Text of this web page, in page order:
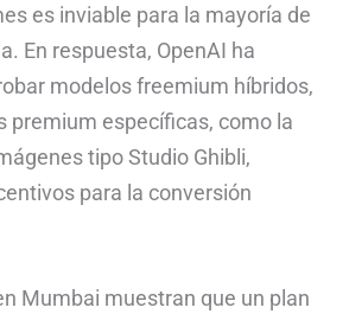
es inviable para la mayoría de
En respuesta, OpenAI ha
modelos freemium híbridos,
premium específicas, como la
tipo Studio Ghibli,
para la conversión
Mumbai muestran que un plan